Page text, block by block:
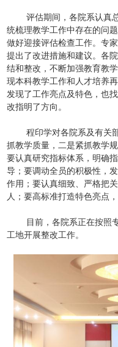
评估期间，各院系认真
统梳理教学工作中存在的问
做好迎接评估检查工作。专
提出了改进措施和建议。各
结和整改，不断加强教育教
现本科教学工作和人才培养
发现了工作亮点及特色，也
改指明了方向。
程印学对各院系及有关
抓教学质量，二是紧抓教学
要认真研究指标体系，明确
导；要调动全员的积极性，
作用；要认真细致、严格把
人；要高标准打造特色亮点
目前，各院系正在按照
工地开展整改工作。